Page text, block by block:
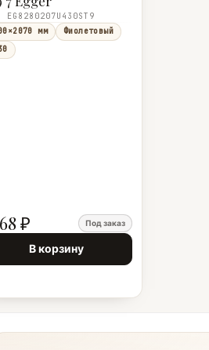
EG8280207U430ST9
мм
Фиолетовый
₽ Под заказ
В корзину